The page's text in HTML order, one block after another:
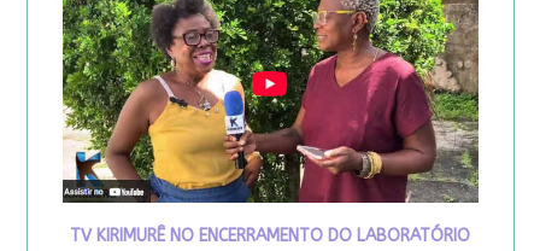
TV KIRIMURÊ NO ENCERRAMENTO DO LABORATÓRIO